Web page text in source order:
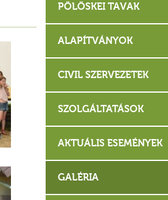
PÖLÖSKEI TAVAK
ALAPÍTVÁNYOK
CIVIL SZERVEZETEK
SZOLGÁLTATÁSOK
AKTUÁLIS ESEMÉNYEK
GALÉRIA